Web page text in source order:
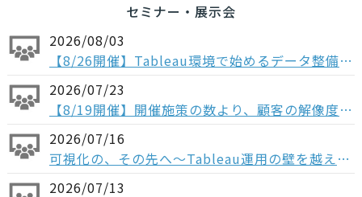
セミナー・展示会
2026/08/03
【8/26開催】Tableau環境で始めるデータ整備〜コンポーザブルデータソースから考える、AI時代のデータの持ち方〜
2026/07/23
【8/19開催】開催施策の数より、顧客の解像度。ABM×データで「本当に買う顧客」を見抜く方法
2026/07/16
可視化の、その先へ〜Tableau運用の壁を越える「データ分析基盤」という選択肢〜
2026/07/13